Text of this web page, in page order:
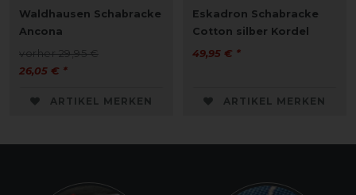
Waldhausen Schabracke
Ancona
vorher 29,95 €
26,05 € *
ARTIKEL MERKEN
Eskadron Schabracke
Cotton silber Kordel
49,95 € *
ARTIKEL MERKEN